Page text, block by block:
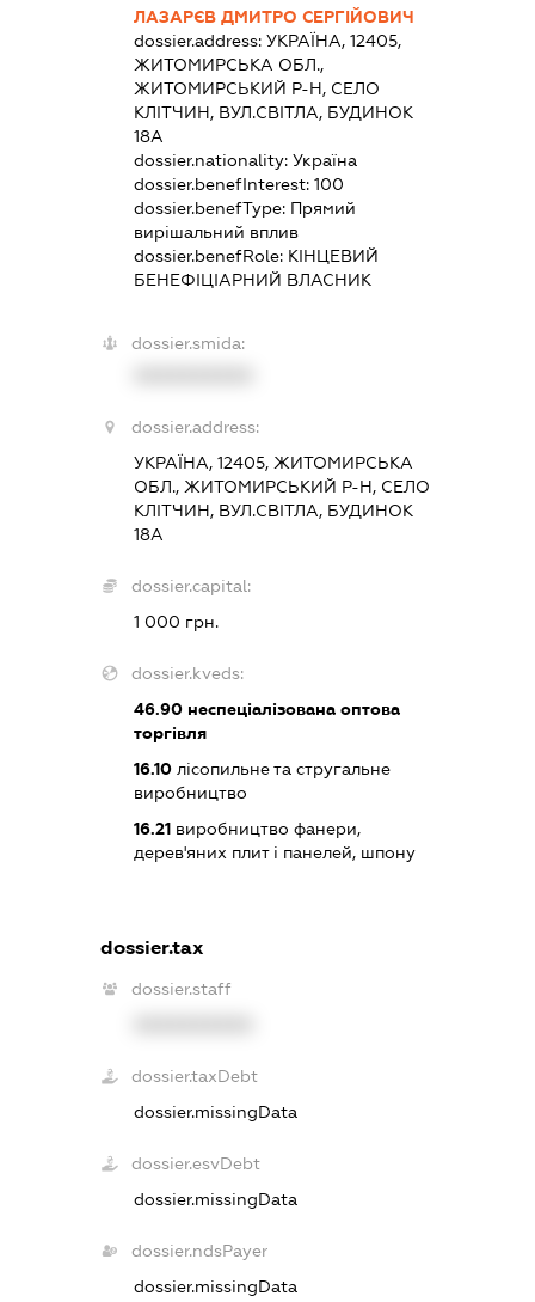
ЛАЗАРЄВ ДМИТРО СЕРГІЙОВИЧ
dossier.address: УКРАЇНА, 12405,
ЖИТОМИРСЬКА ОБЛ.,
ЖИТОМИРСЬКИЙ Р-Н, СЕЛО
КЛІТЧИН, ВУЛ.СВІТЛА, БУДИНОК
18А
dossier.nationality: Україна
dossier.benefInterest: 100
dossier.benefType: Прямий
вирішальний вплив
dossier.benefRole: КІНЦЕВИЙ
БЕНЕФІЦІАРНИЙ ВЛАСНИК
dossier.smida:
dossier.address:
УКРАЇНА, 12405, ЖИТОМИРСЬКА
ОБЛ., ЖИТОМИРСЬКИЙ Р-Н, СЕЛО
КЛІТЧИН, ВУЛ.СВІТЛА, БУДИНОК
18А
dossier.capital:
1 000 грн.
dossier.kveds:
46.90неспеціалізована оптова
торгівля
16.10лісопильне та стругальне
виробництво
16.21виробництво фанери,
дерев'яних плит і панелей, шпону
dossier.tax
dossier.staff
dossier.taxDebt
dossier.missingData
dossier.esvDebt
dossier.missingData
dossier.ndsPayer
dossier.missingData